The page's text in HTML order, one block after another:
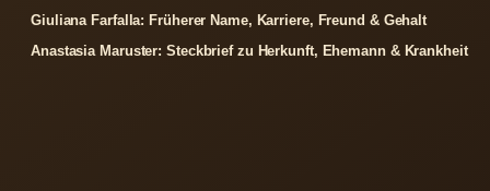
Giuliana Farfalla: Früherer Name, Karriere, Freund & Gehalt
Anastasia Maruster: Steckbrief zu Herkunft, Ehemann & Krankheit